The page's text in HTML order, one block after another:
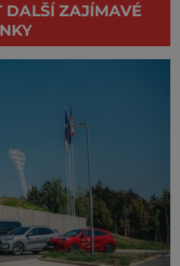
DALŠÍ ZAJÍMAVÉ